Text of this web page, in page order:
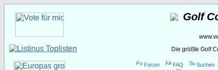
Golf
Die größte Golf
Forum FAQ
Suchen